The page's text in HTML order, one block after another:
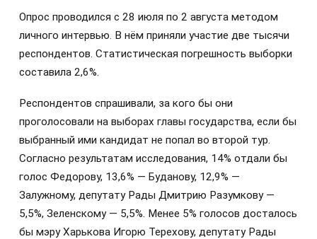
Опрос проводился с 28 июля по 2 августа методом
личного интервью. В нём приняли участие две тысячи
респондентов. Статистическая погрешность выборки
составила 2,6%.
Респондентов спрашивали, за кого бы они
проголосовали на выборах главы государства, если бы
выбранный ими кандидат не попал во второй тур.
Согласно результатам исследования, 14% отдали бы
голос Федорову, 13,6% — Буданову, 12,9% —
Залужному, депутату Рады Дмитрию Разумкову —
5,5%, Зеленскому — 5,5%. Менее 5% голосов досталось
бы мэру Харькова Игорю Терехову, депутату Рады